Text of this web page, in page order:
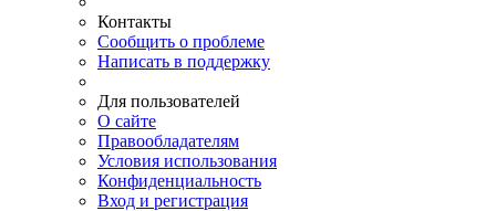
Контакты
Сообщить о проблеме
Написать в поддержку
Для пользователей
О сайте
Правообладателям
Условия использования
Конфиденциальность
Вход и регистрация